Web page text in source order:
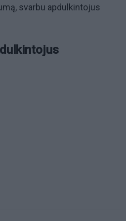
svarbu apdulkintojus